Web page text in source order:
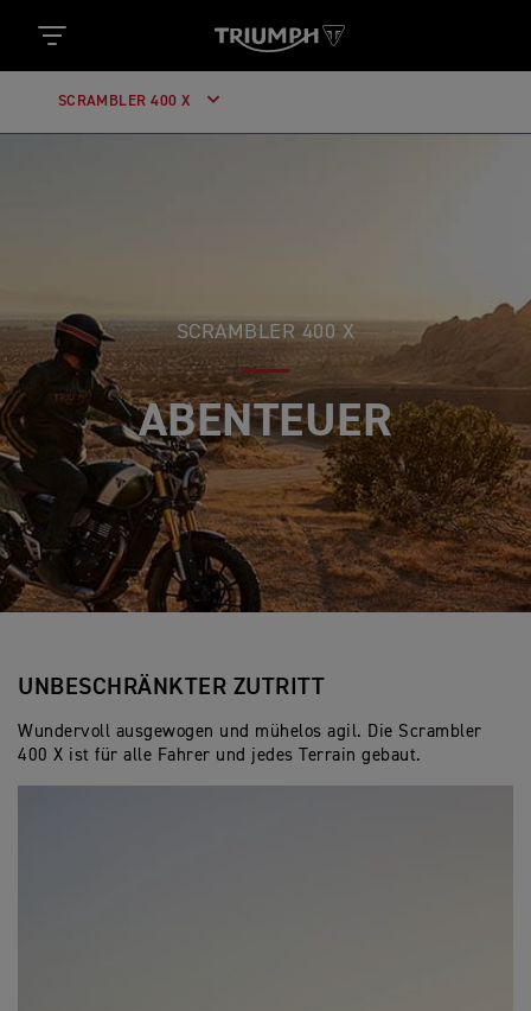
SCRAMBLER 400 X
SCRAMBLER 400 X
AUF
UNBESCHRÄNKTER ZUTRITT
Wundervoll ausgewogen und mühelos agil. Die Scrambler
400 X ist für alle Fahrer und jedes Terrain gebaut.